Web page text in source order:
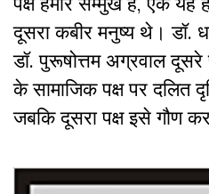
दूसरा कबीर मनुष्य थे। डॉ.
डॉ. पुरूषोत्तम अग्रवाल दूसरे
के सामाजिक पक्ष पर दलित
जबकि दूसरा पक्ष इसे गौण